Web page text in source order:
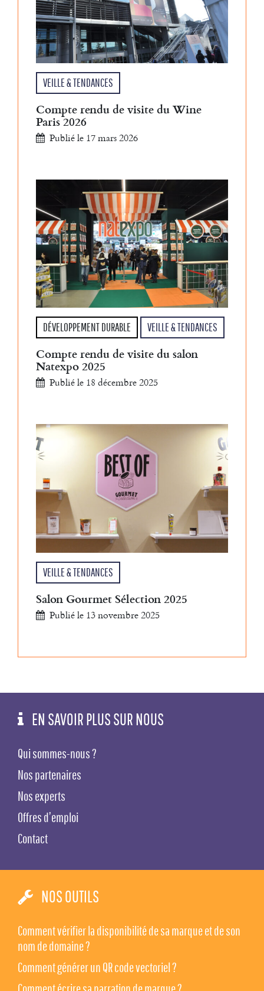
VEILLE & TENDANCES
Compte rendu de visite du Wine
Paris 2026
Publié le 17 mars 2026
DÉVELOPPEMENT DURABLE VEILLE & TENDANCES
Compte rendu de visite du salon
Natexpo 2025
Publié le 18 décembre 2025
VEILLE & TENDANCES
Salon Gourmet Sélection 2025
Publié le 13 novembre 2025
EN SAVOIR PLUS SUR NOUS
Qui sommes-nous ?
Nos partenaires
Nos experts
Offres d’emploi
Contact
NOS OUTILS
Comment vérifier la disponibilité de sa marque et de son
nom de domaine ?
Comment générer un QR code vectoriel ?